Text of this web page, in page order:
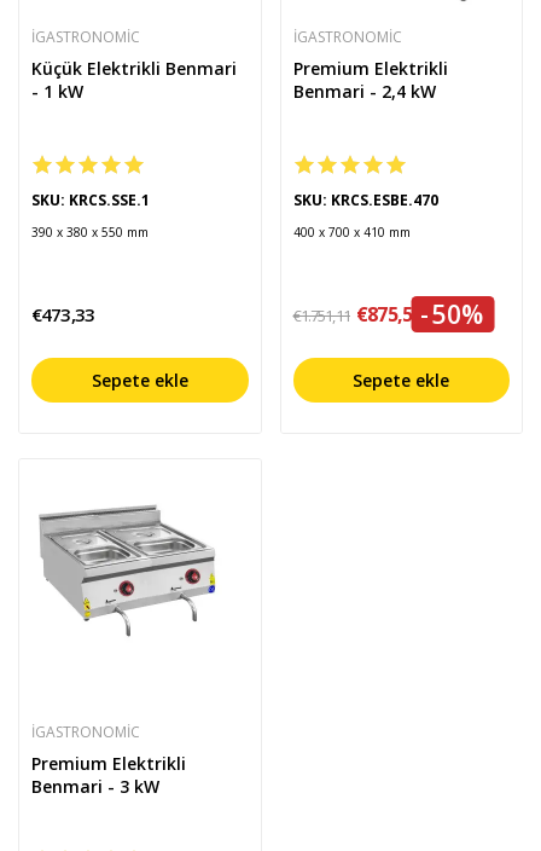
IGASTRONOMIC
Küçük Elektrikli Benmari
- 1 kW
SKU: KRCS.SSE.1
390 x 380 x 550 mm
€473,33
Sepete ekle
IGASTRONOMIC
Premium Elektrikli
Benmari - 2,4 kW
SKU: KRCS.ESBE.470
400 x 700 x 410 mm
€1.751,11 €875,56-50%
Sepete ekle
IGASTRONOMIC
Premium Elektrikli
Benmari - 3 kW